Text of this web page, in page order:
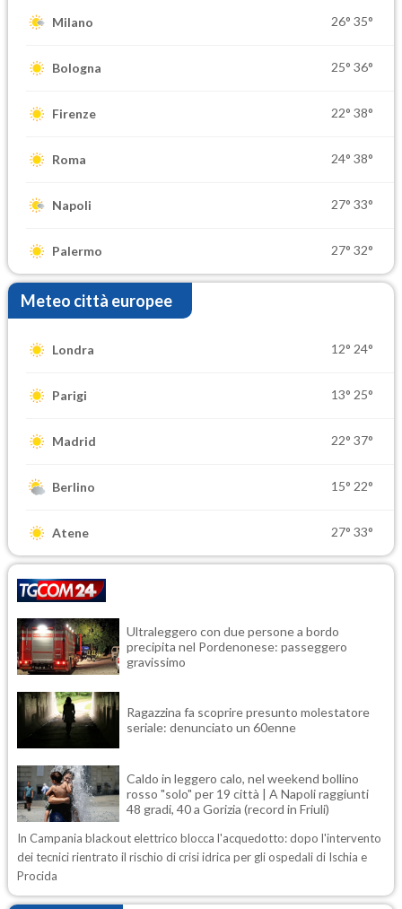
Milano 26° 35°
Bologna 25° 36°
Firenze 22° 38°
Roma 24° 38°
Napoli 27° 33°
Palermo 27° 32°
Meteo città europee
Londra 12° 24°
Parigi 13° 25°
Madrid 22° 37°
Berlino 15° 22°
Atene 27° 33°
Ultraleggero con due persone a bordo
precipita nel Pordenonese: passeggero
gravissimo
Ragazzina fa scoprire presunto molestatore
seriale: denunciato un 60enne
Caldo in leggero calo, nel weekend bollino
rosso "solo" per 19 città | A Napoli raggiunti
48 gradi, 40 a Gorizia (record in Friuli)
In Campania blackout elettrico blocca l'acquedotto: dopo l'intervento
dei tecnici rientrato il rischio di crisi idrica per gli ospedali di Ischia e
Procida